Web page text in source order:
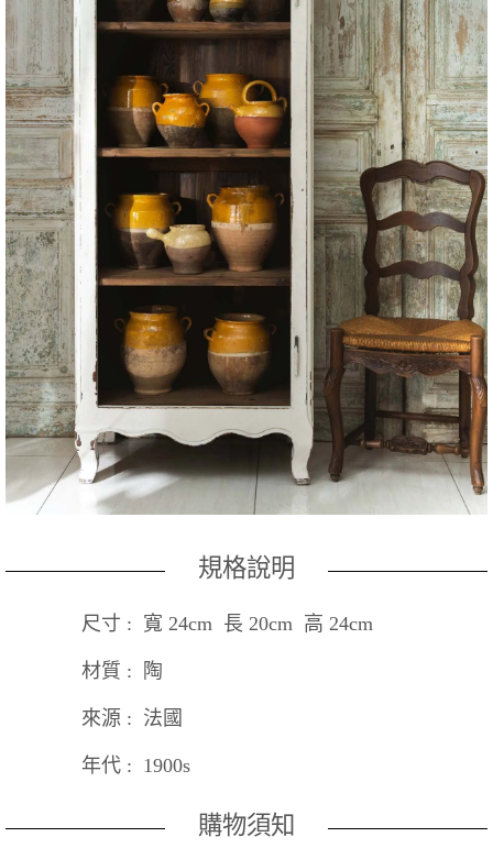
規格說明
尺寸 : 寬 24cm 長 20cm 高 24cm
材質 : 陶
來源 : 法國
年代 : 1900s
購物須知